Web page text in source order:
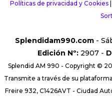
Políticas de privacidad y Cookies|
Splendidam990.com-
Edición Nº:2907 -
Splendid AM 990 - Copyright ©
Transmite a través de su
Freire 932, C1426AVT - Ciudad